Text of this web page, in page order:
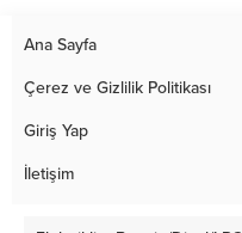
Ana Sayfa
Çerez ve Gizlilik Politikası
Giriş Yap
İletişim